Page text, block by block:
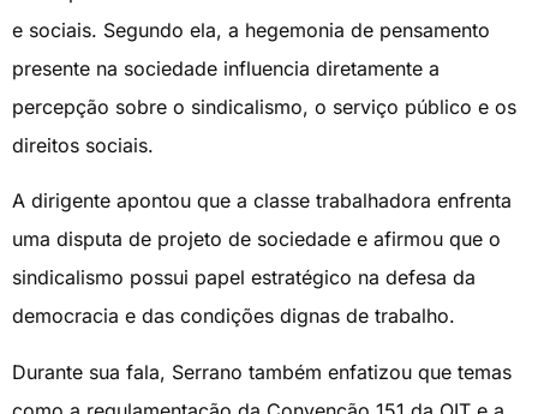
e sociais. Segundo ela, a hegemonia de pensamento
presente na sociedade influencia diretamente a
percepção sobre o sindicalismo, o serviço público e os
direitos sociais.
A dirigente apontou que a classe trabalhadora enfrenta
uma disputa de projeto de sociedade e afirmou que o
sindicalismo possui papel estratégico na defesa da
democracia e das condições dignas de trabalho.
Durante sua fala, Serrano também enfatizou que temas